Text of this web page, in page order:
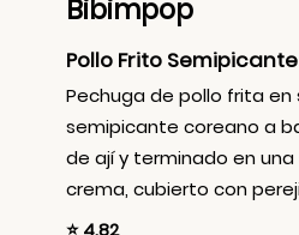
Bibimpop
Pollo Frito
Pechuga de pollo frita en
semipicante coreano a
de ají y terminado en
crema, cubierto con
⭐ 4.82